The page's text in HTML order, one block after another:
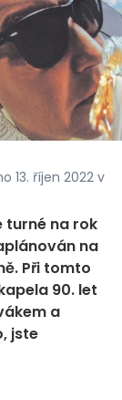
13. říjen 2022 v
turné na rok
na
Při tomto
90. let
a
jste